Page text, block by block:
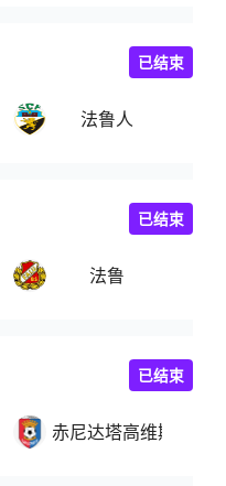
法鲁人
已结束
法鲁
已结束
赤尼达塔高维斯
已结束